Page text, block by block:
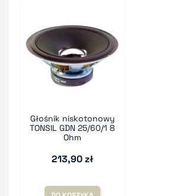
Głośnik niskotonowy
TONSIL GDN 25/60/1 8
Ohm
213,90 zł